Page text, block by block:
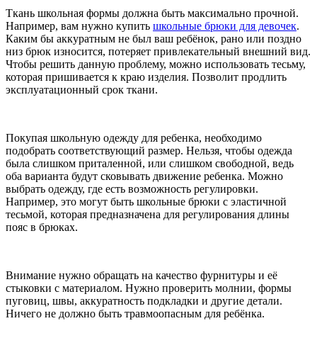
Ткань школьная формы должна быть максимально прочной.
Например, вам нужно купить школьные брюки для девочек.
Каким бы аккуратным не был ваш ребёнок, рано или поздно
низ брюк износится, потеряет привлекательный внешний вид.
Чтобы решить данную проблему, можно использовать тесьму,
которая пришивается к краю изделия. Позволит продлить
эксплуатационный срок ткани.
Покупая школьную одежду для ребенка, необходимо
подобрать соответствующий размер. Нельзя, чтобы одежда
была слишком приталенной, или слишком свободной, ведь
оба варианта будут сковывать движение ребенка. Можно
выбрать одежду, где есть возможность регулировки.
Например, это могут быть школьные брюки с эластичной
тесьмой, которая предназначена для регулирования длины
пояс в брюках.
Внимание нужно обращать на качество фурнитуры и её
стыковки с материалом. Нужно проверить молнии, формы
пуговиц, швы, аккуратность подкладки и другие детали.
Ничего не должно быть травмоопасным для ребёнка.